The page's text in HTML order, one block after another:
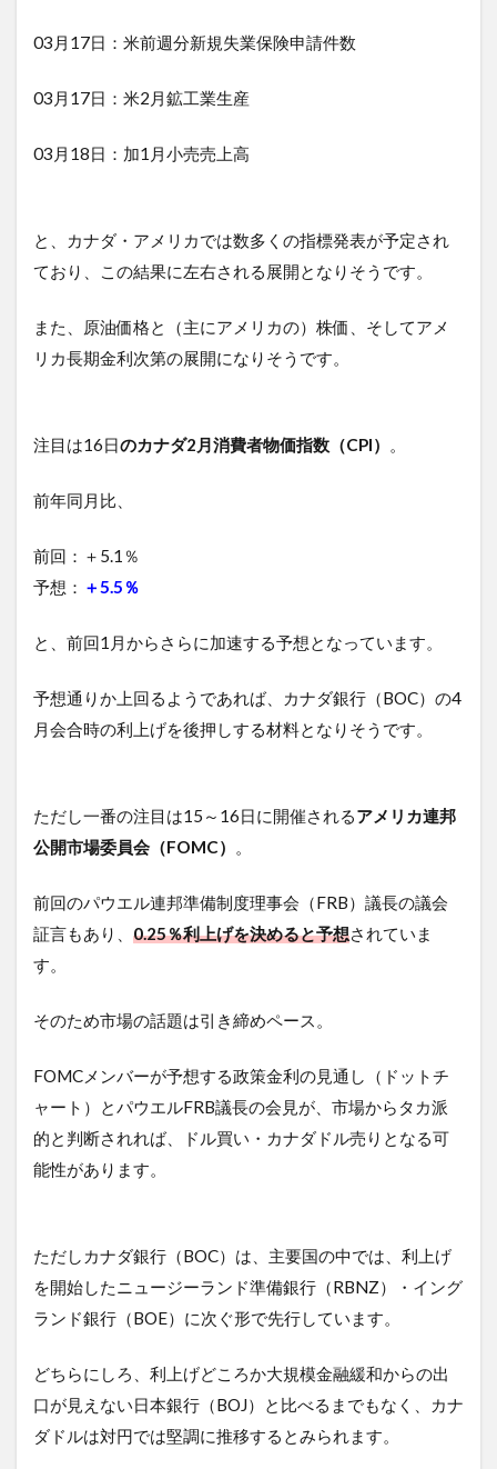
03月17日：米前週分新規失業保険申請件数
03月17日：米2月鉱工業生産
03月18日：加1月小売売上高
と、カナダ・アメリカでは数多くの指標発表が予定され
ており、この結果に左右される展開となりそうです。
また、原油価格と（主にアメリカの）株価、そしてアメ
リカ長期金利次第の展開になりそうです。
注目は16日のカナダ2月消費者物価指数（CPI） 。
前年同月比、
前回：＋5.1％
予想： ＋5.5％
と、前回1月からさらに加速する予想となっています。
予想通りか上回るようであれば、カナダ銀行（BOC）の4
月会合時の利上げを後押しする材料となりそうです。
ただし一番の注目は15～16日に開催されるアメリカ連邦
公開市場委員会（FOMC）
。
前回のパウエル連邦準備制度理事会（FRB）議長の議会
証言もあり、 0.25％利上げを決めると予想されていま
す。
そのため市場の話題は引き締めペース。
FOMCメンバーが予想する政策金利の見通し（ドットチ
ャート）とパウエルFRB議長の会見が、市場からタカ派
的と判断されれば、ドル買い・カナダドル売りとなる可
能性があります。
ただしカナダ銀行（BOC）は、主要国の中では、利上げ
を開始したニュージーランド準備銀行（RBNZ）・イング
ランド銀行（BOE）に次ぐ形で先行しています。
どちらにしろ、利上げどころか大規模金融緩和からの出
口が見えない日本銀行（BOJ）と比べるまでもなく、カナ
ダドルは対円では堅調に推移するとみられます。